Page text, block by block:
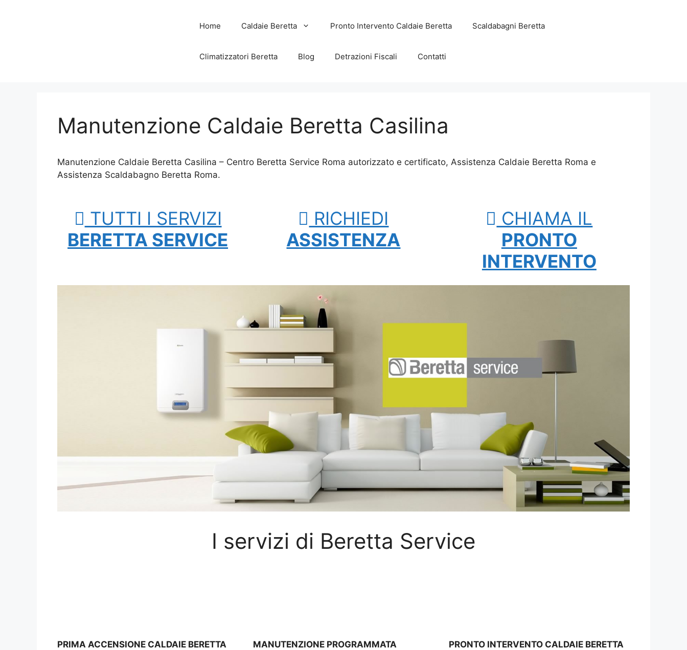
Home Caldaie Beretta Pronto Intervento Caldaie Beretta Scaldabagni Beretta
Climatizzatori Beretta Blog Detrazioni Fiscali Contatti
Manutenzione Caldaie Beretta Casilina
Manutenzione Caldaie Beretta Casilina – Centro Beretta Service Roma autorizzato e certificato, Assistenza Caldaie Beretta Roma e
Assistenza Scaldabagno Beretta Roma.
TUTTI I SERVIZI
BERETTA SERVICE
RICHIEDI
ASSISTENZA
CHIAMA IL
PRONTO
INTERVENTO
I servizi di Beretta Service
PRIMA ACCENSIONE CALDAIE BERETTA
MANUTENZIONE PROGRAMMATA
PRONTO INTERVENTO CALDAIE BERETTA